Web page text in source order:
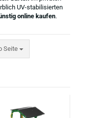
UV-stabilisierten
online kaufen.
Seite